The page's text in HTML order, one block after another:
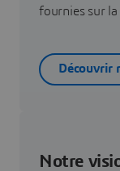
fournies sur
Découvrir
Notre